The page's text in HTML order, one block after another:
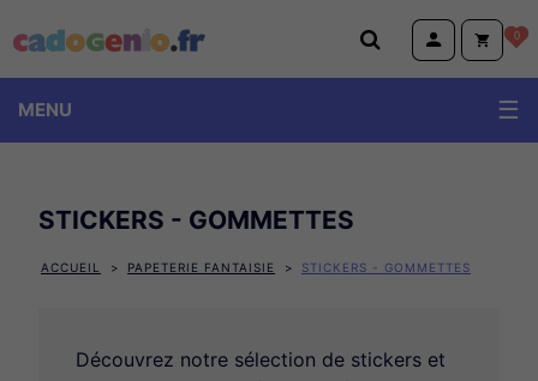
Cadogenio.fr 0
MENU
STICKERS - GOMMETTES
ACCUEIL PAPETERIE FANTAISIE STICKERS - GOMMETTES
Découvrez notre sélection de stickers et